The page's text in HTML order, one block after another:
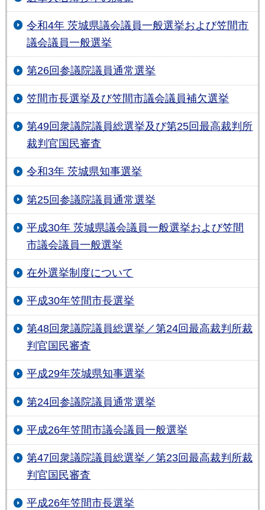
令和4年 茨城県議会議員一般選挙および笠間市
議会議員一般選挙
第26回参議院議員通常選挙
笠間市長選挙及び笠間市議会議員補欠選挙
第49回衆議院議員総選挙及び第25回最高裁判所
裁判官国民審査
令和3年 茨城県知事選挙
第25回参議院議員通常選挙
平成30年 茨城県議会議員一般選挙および笠間
市議会議員一般選挙
在外選挙制度について
平成30年笠間市長選挙
第48回衆議院議員総選挙／第24回最高裁判所裁
判官国民審査
平成29年茨城県知事選挙
第24回参議院議員通常選挙
平成26年笠間市議会議員一般選挙
第47回衆議院議員総選挙／第23回最高裁判所裁
判官国民審査
平成26年笠間市長選挙